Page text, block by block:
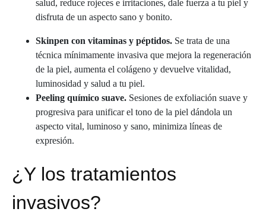
salud, reduce rojeces e irritaciones, dale fuerza a tu piel y
disfruta de un aspecto sano y bonito.
Skinpen con vitaminas y péptidos. Se trata de una
técnica mínimamente invasiva que mejora la regeneración
de la piel, aumenta el colágeno y devuelve vitalidad,
luminosidad y salud a tu piel.
Peeling químico suave. Sesiones de exfoliación suave y
progresiva para unificar el tono de la piel dándola un
aspecto vital, luminoso y sano, minimiza líneas de
expresión.
¿Y los tratamientos
invasivos?